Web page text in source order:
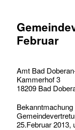
Februar
Amt Bad
Kammerhof 3
18209 Bad
25.Februar 2013,